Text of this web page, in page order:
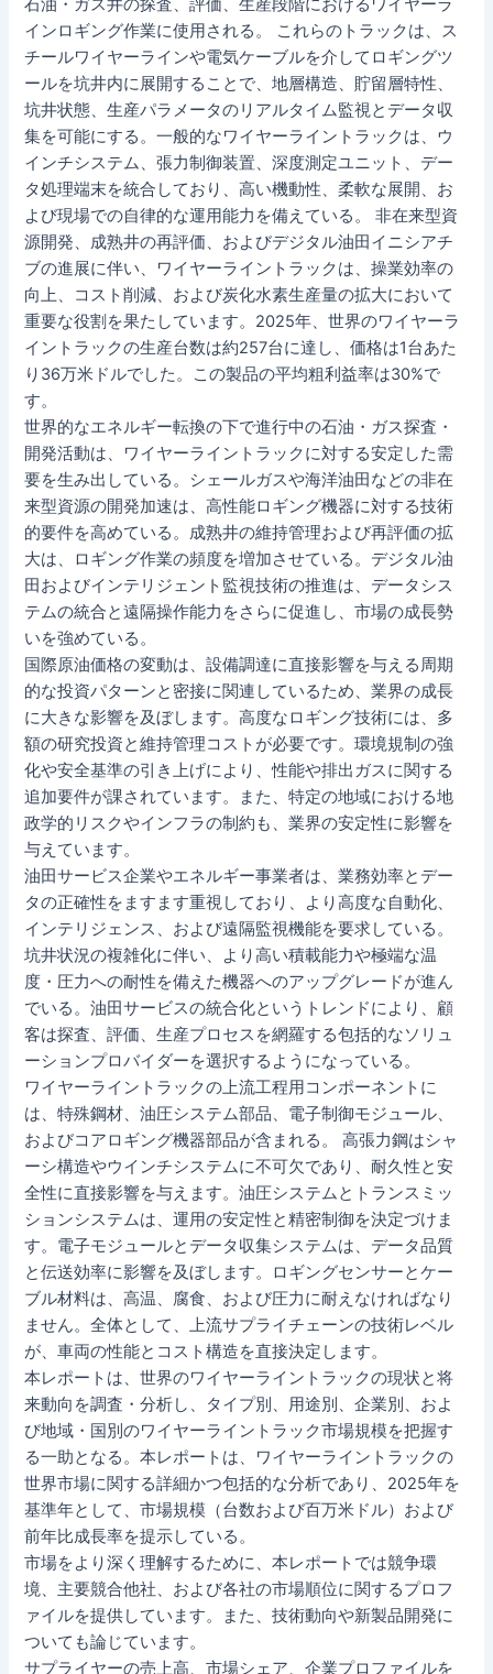
石油・ガス井の探査、評価、生産段階におけるワイヤーラ
インロギング作業に使用される。 これらのトラックは、ス
チールワイヤーラインや電気ケーブルを介してロギングツ
ールを坑井内に展開することで、地層構造、貯留層特性、
坑井状態、生産パラメータのリアルタイム監視とデータ収
集を可能にする。一般的なワイヤーライントラックは、ウ
インチシステム、張力制御装置、深度測定ユニット、デー
タ処理端末を統合しており、高い機動性、柔軟な展開、お
よび現場での自律的な運用能力を備えている。 非在来型資
源開発、成熟井の再評価、およびデジタル油田イニシアチ
ブの進展に伴い、ワイヤーライントラックは、操業効率の
向上、コスト削減、および炭化水素生産量の拡大において
重要な役割を果たしています。2025年、世界のワイヤーラ
イントラックの生産台数は約257台に達し、価格は1台あた
り36万米ドルでした。この製品の平均粗利益率は30%で
す。
世界的なエネルギー転換の下で進行中の石油・ガス探査・
開発活動は、ワイヤーライントラックに対する安定した需
要を生み出している。シェールガスや海洋油田などの非在
来型資源の開発加速は、高性能ロギング機器に対する技術
的要件を高めている。成熟井の維持管理および再評価の拡
大は、ロギング作業の頻度を増加させている。デジタル油
田およびインテリジェント監視技術の推進は、データシス
テムの統合と遠隔操作能力をさらに促進し、市場の成長勢
いを強めている。
国際原油価格の変動は、設備調達に直接影響を与える周期
的な投資パターンと密接に関連しているため、業界の成長
に大きな影響を及ぼします。高度なロギング技術には、多
額の研究投資と維持管理コストが必要です。環境規制の強
化や安全基準の引き上げにより、性能や排出ガスに関する
追加要件が課されています。また、特定の地域における地
政学的リスクやインフラの制約も、業界の安定性に影響を
与えています。
油田サービス企業やエネルギー事業者は、業務効率とデー
タの正確性をますます重視しており、より高度な自動化、
インテリジェンス、および遠隔監視機能を要求している。
坑井状況の複雑化に伴い、より高い積載能力や極端な温
度・圧力への耐性を備えた機器へのアップグレードが進ん
でいる。油田サービスの統合化というトレンドにより、顧
客は探査、評価、生産プロセスを網羅する包括的なソリュ
ーションプロバイダーを選択するようになっている。
ワイヤーライントラックの上流工程用コンポーネントに
は、特殊鋼材、油圧システム部品、電子制御モジュール、
およびコアロギング機器部品が含まれる。 高張力鋼はシャ
ーシ構造やウインチシステムに不可欠であり、耐久性と安
全性に直接影響を与えます。油圧システムとトランスミッ
ションシステムは、運用の安定性と精密制御を決定づけま
す。電子モジュールとデータ収集システムは、データ品質
と伝送効率に影響を及ぼします。ロギングセンサーとケー
ブル材料は、高温、腐食、および圧力に耐えなければなり
ません。全体として、上流サプライチェーンの技術レベル
が、車両の性能とコスト構造を直接決定します。
本レポートは、世界のワイヤーライントラックの現状と将
来動向を調査・分析し、タイプ別、用途別、企業別、およ
び地域・国別のワイヤーライントラック市場規模を把握す
る一助となる。本レポートは、ワイヤーライントラックの
世界市場に関する詳細かつ包括的な分析であり、2025年を
基準年として、市場規模（台数および百万米ドル）および
前年比成長率を提示している。
市場をより深く理解するために、本レポートでは競争環
境、主要競合他社、および各社の市場順位に関するプロフ
ァイルを提供しています。また、技術動向や新製品開発に
ついても論じています。
サプライヤーの売上高、市場シェア、企業プロファイルを